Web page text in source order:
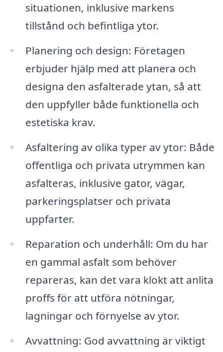
situationen, inklusive markens
tillstånd och befintliga ytor.
Planering och design: Företagen
erbjuder hjälp med att planera och
designa den asfalterade ytan, så att
den uppfyller både funktionella och
estetiska krav.
Asfaltering av olika typer av ytor: Både
offentliga och privata utrymmen kan
asfalteras, inklusive gator, vägar,
parkeringsplatser och privata
uppfarter.
Reparation och underhåll: Om du har
en gammal asfalt som behöver
repareras, kan det vara klokt att anlita
proffs för att utföra nötningar,
lagningar och förnyelse av ytor.
Avvattning: God avvattning är viktigt